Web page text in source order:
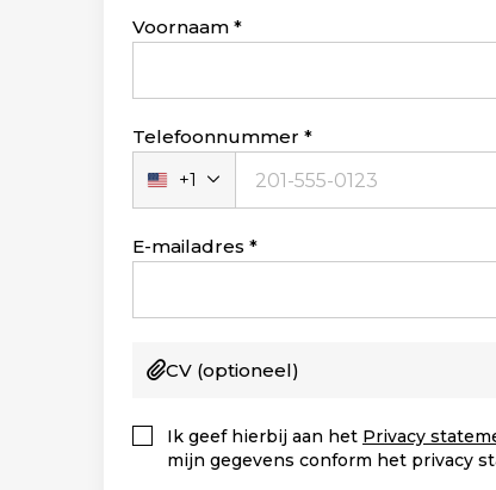
Leave
Voornaam
Telefoonnummer
Verenigde
Staten
+1
+1
E-mailadres
CV (optioneel)
Ik geef hierbij aan het Privacy
mijn gegevens conform het privacy